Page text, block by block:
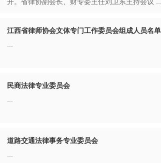
江西省律师协会文体专门工作委员会组成人员名单
民商法律专业委员会
道路交通法律事务专业委员会